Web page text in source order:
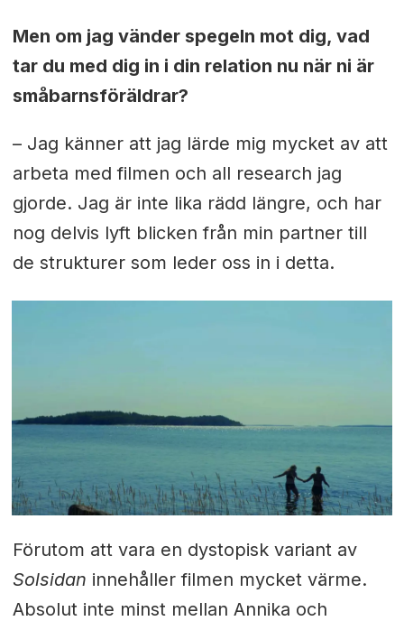
Men om jag vänder spegeln mot dig, vad
tar du med dig in i din relation nu när ni är
småbarnsföräldrar?
– Jag känner att jag lärde mig mycket av att
arbeta med filmen och all research jag
gjorde. Jag är inte lika rädd längre, och har
nog delvis lyft blicken från min partner till
de strukturer som leder oss in i detta.
Förutom att vara en dystopisk variant av
Solsidan innehåller filmen mycket värme.
Absolut inte minst mellan Annika och